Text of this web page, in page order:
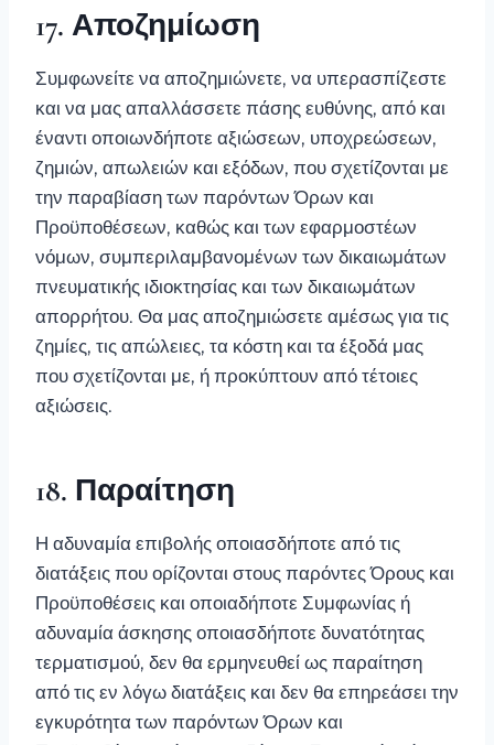
17. Αποζημίωση
Συμφωνείτε να αποζημιώνετε, να υπερασπίζεστε
και να μας απαλλάσσετε πάσης ευθύνης, από και
έναντι οποιωνδήποτε αξιώσεων, υποχρεώσεων,
ζημιών, απωλειών και εξόδων, που σχετίζονται με
την παραβίαση των παρόντων Όρων και
Προϋποθέσεων, καθώς και των εφαρμοστέων
νόμων, συμπεριλαμβανομένων των δικαιωμάτων
πνευματικής ιδιοκτησίας και των δικαιωμάτων
απορρήτου. Θα μας αποζημιώσετε αμέσως για τις
ζημίες, τις απώλειες, τα κόστη και τα έξοδά μας
που σχετίζονται με, ή προκύπτουν από τέτοιες
αξιώσεις.
18. Παραίτηση
Η αδυναμία επιβολής οποιασδήποτε από τις
διατάξεις που ορίζονται στους παρόντες Όρους και
Προϋποθέσεις και οποιαδήποτε Συμφωνίας ή
αδυναμία άσκησης οποιασδήποτε δυνατότητας
τερματισμού, δεν θα ερμηνευθεί ως παραίτηση
από τις εν λόγω διατάξεις και δεν θα επηρεάσει την
εγκυρότητα των παρόντων Όρων και